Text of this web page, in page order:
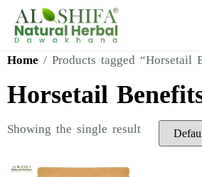
Home / Products tagged “Horsetail
Horsetail
Showing the single result